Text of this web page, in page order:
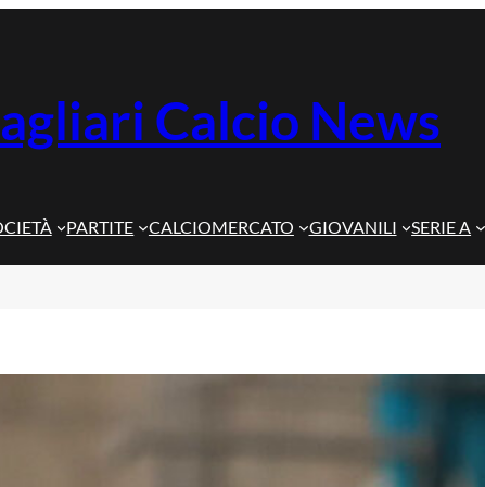
Calcio News
PARTITE CALCIOMERCATO GIOVANILI SERIE A